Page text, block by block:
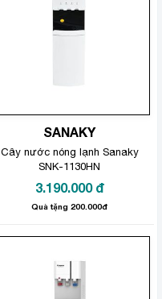
SANAKY
Cây nước nóng lạnh Sanaky
SNK-1130HN
3.190.000 đ
Quà tặng 200.000đ